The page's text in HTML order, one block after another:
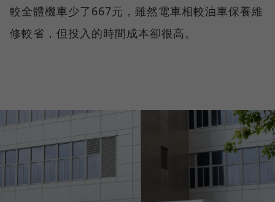
較全體機車少了667元，雖然電車相較油車保養維
修較省，但投入的時間成本卻很高。